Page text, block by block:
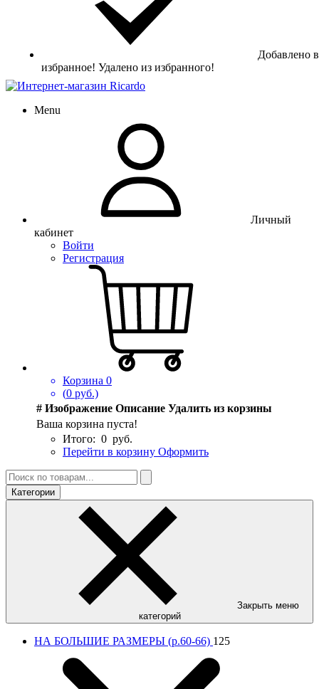
Добавлено в
избранное! Удалено из избранного!
Menu
Личный
кабинет
Войти
Регистрация
Корзина 0
(0 руб.)
# Изображение Описание Удалить из корзины
Ваша корзина пуста!
Итого: 0 руб.
Перейти в корзину Оформить
Категории
Закрыть меню
категорий
НА БОЛЬШИЕ РАЗМЕРЫ (р.60-66) 125